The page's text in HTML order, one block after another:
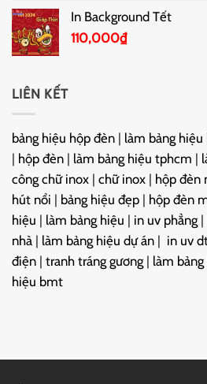
In Background Tết
110,000₫
LIÊN KẾT
bảng hiệu hộp đèn | làm bảng hiệu
| hộp đèn | làm bảng hiệu tphcm |
công chữ inox | chữ inox | hộp đèn
hút nổi | bảng hiệu đẹp | hộp đèn
hiệu | làm bảng hiệu | in uv phẳng |
nhà | làm bảng hiệu dự án | in uv
điện | tranh tráng gương | làm
hiệu bmt